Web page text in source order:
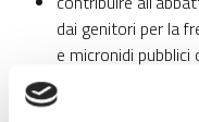
dai genitori per la
e micronidi
autorizzati
rispetto dei